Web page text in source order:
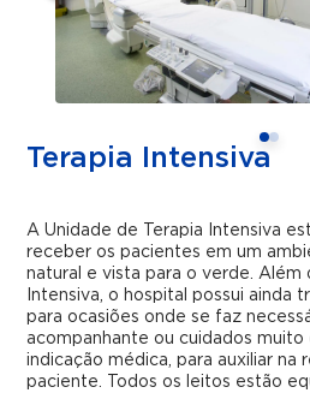
Terapia Intensiva
A Unidade de Terapia Intensiva
receber os pacientes em um
natural e vista para o verde. Além
Intensiva, o hospital possui ainda
para ocasiões onde se faz
acompanhante ou cuidados
indicação médica, para auxiliar na
paciente. Todos os leitos estão